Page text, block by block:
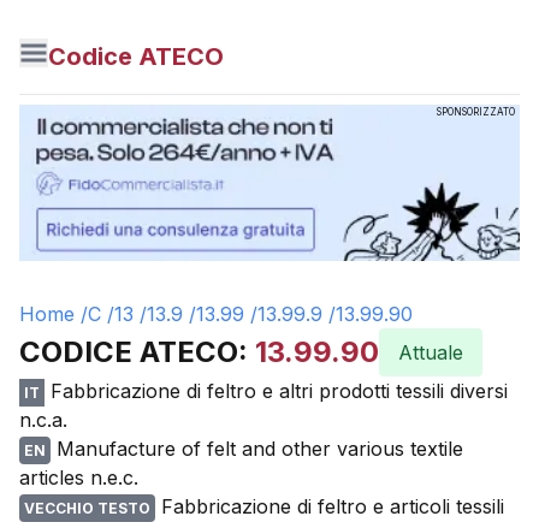
Codice ATECO
SPONSORIZZATO
Home /C /13 /13.9 /13.99 /13.99.9 /13.99.90
CODICE ATECO: 13.99.90 Attuale
IT
Fabbricazione di feltro e altri prodotti tessili diversi
n.c.a.
EN
Manufacture of felt and other various textile
articles n.e.c.
VECCHIO TESTO
Fabbricazione di feltro e articoli tessili